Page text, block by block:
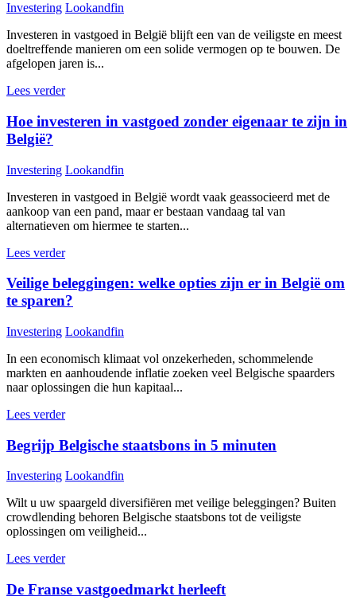
Investering Lookandfin
Investeren in vastgoed in België blijft een van de veiligste en meest
doeltreffende manieren om een solide vermogen op te bouwen. De
afgelopen jaren is...
Lees verder
Hoe investeren in vastgoed zonder eigenaar te zijn in
België?
Investering Lookandfin
Investeren in vastgoed in België wordt vaak geassocieerd met de
aankoop van een pand, maar er bestaan vandaag tal van
alternatieven om hiermee te starten...
Lees verder
Veilige beleggingen: welke opties zijn er in België om
te sparen?
Investering Lookandfin
In een economisch klimaat vol onzekerheden, schommelende
markten en aanhoudende inflatie zoeken veel Belgische spaarders
naar oplossingen die hun kapitaal...
Lees verder
Begrijp Belgische staatsbons in 5 minuten
Investering Lookandfin
Wilt u uw spaargeld diversifiëren met veilige beleggingen? Buiten
crowdlending behoren Belgische staatsbons tot de veiligste
oplossingen om veiligheid...
Lees verder
De Franse vastgoedmarkt herleeft